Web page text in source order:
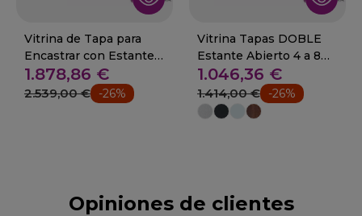
Vitrina de Tapa para
Encastrar con Estante
08-MFR-6E+
1.878,86 €
2.539,00 € -26%
Vitrina Tapas DOBLE
Estante Abierto 4 a 8
GN1/3- 08-ABF-4C+
1.046,36 €
1.414,00 € -26%
Opiniones de clientes